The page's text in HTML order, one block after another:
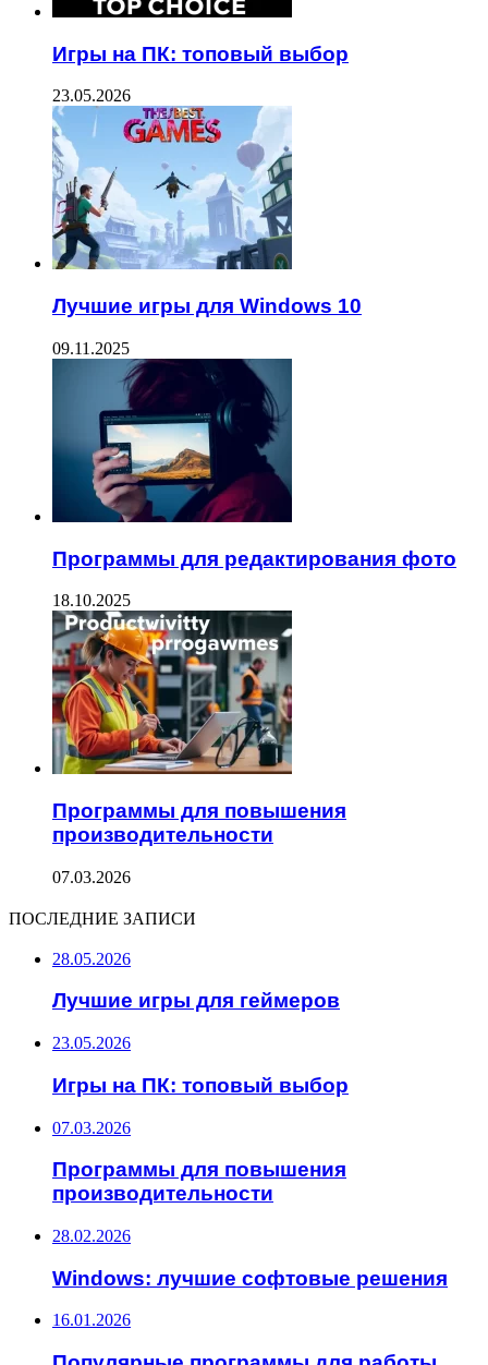
Игры на ПК: топовый выбор
23.05.2026
Лучшие игры для Windows 10
09.11.2025
Программы для редактирования фото
18.10.2025
Программы для повышения
производительности
07.03.2026
ПОСЛЕДНИЕ ЗАПИСИ
28.05.2026
Лучшие игры для геймеров
23.05.2026
Игры на ПК: топовый выбор
07.03.2026
Программы для повышения
производительности
28.02.2026
Windows: лучшие софтовые решения
16.01.2026